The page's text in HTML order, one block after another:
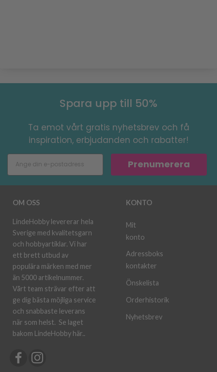
Spara upp till 50%
Ta emot vårt gratis nyhetsbrev och få
inspiration, erbjudanden och rabatter!
Prenumerera
OM OSS
LindeHobby levererar hela
Sverige med kvalitetsgarn
och hobbyartiklar. Vi har
ett brett utbud av
populära märken med mer
än 5000 artikelnummer.
Vårt team strävar efter att
ge dig bästa möjliga service
och snabbaste leverans
när som helst. Se laget
bakom LindeHobby här..
KONTO
Mit
konto
Adressboks
kontakter
Önskelista
Orderhistorik
Nyhetsbrev